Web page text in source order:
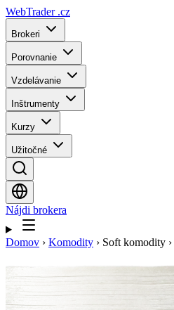
WebTrader .cz
Brokeri
Porovnanie
Vzdelávanie
Inštrumenty
Kurzy
Užitočné
Nájdi brokera
Domov › Komodity › Soft komodity ›